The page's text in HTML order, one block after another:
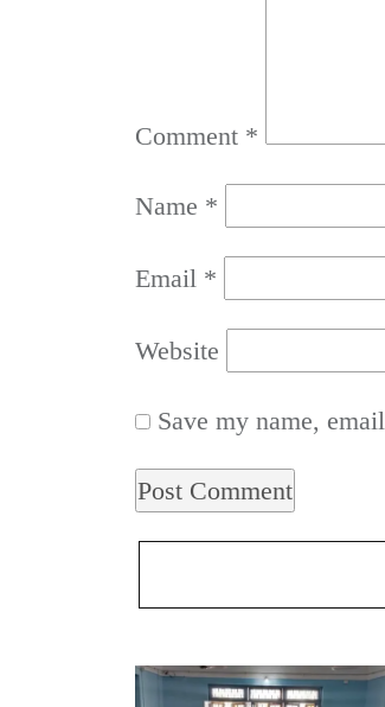
Comment *
Name *
Email *
Website
Save my name,